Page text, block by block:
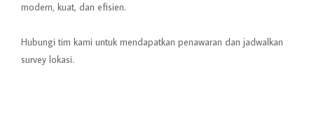
modern, kuat, dan efisien.
Hubungi tim kami untuk mendapatkan penawaran dan jadwalkan
survey lokasi.